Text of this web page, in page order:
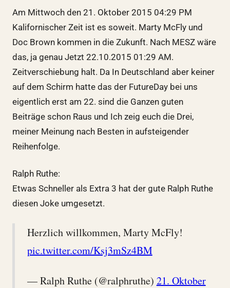
Am Mittwoch den 21. Oktober 2015 04:29 PM
Kalifornischer Zeit ist es soweit. Marty McFly und
Doc Brown kommen in die Zukunft. Nach MESZ wäre
das, ja genau Jetzt 22.10.2015 01:29 AM.
Zeitverschiebung halt. Da In Deutschland aber keiner
auf dem Schirm hatte das der FutureDay bei uns
eigentlich erst am 22. sind die Ganzen guten
Beiträge schon Raus und Ich zeig euch die Drei,
meiner Meinung nach Besten in aufsteigender
Reihenfolge.
Ralph Ruthe:
Etwas Schneller als Extra 3 hat der gute Ralph Ruthe
diesen Joke umgesetzt.
Herzlich willkommen, Marty McFly!
pic.twitter.com/Ksj3mSz4BM
— Ralph Ruthe (@ralphruthe) 21. Oktober